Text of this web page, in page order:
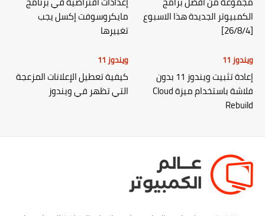
الكمبيوتر الجديدة هذا الاسبوع
[26/8/4]
مايكروسوفت إكسل يجب
تغييرها
ويندوز 11
إعادة تثبيت ويندوز 11 بدون
فلاشة باستخدام ميزة Cloud
Rebuild
ويندوز 11
كيفية تعطيل الإعلانات المزعجة
التي تظهر في ويندوز